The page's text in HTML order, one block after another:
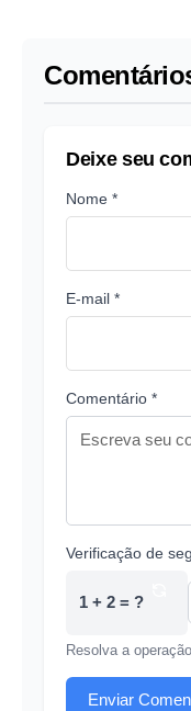
Deixe seu
Nome *
E-mail *
Comentário *
Verificação de
1 + 2 = ?
Resolva a
Enviar